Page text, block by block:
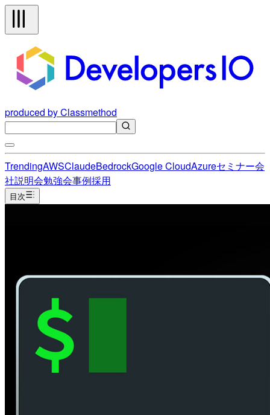
produced by Classmethod
TrendingAWSClaudeBedrockGoogle CloudAzureセミナー会
社説明会勉強会事例採用
目次